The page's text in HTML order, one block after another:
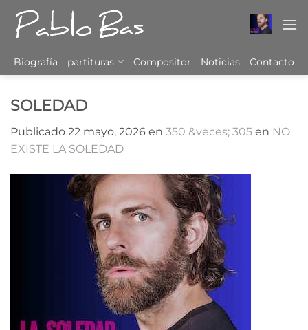
Saltar
contenido
Biografía partituras Compositor Noticias Contacto
SOLEDAD
Publicado 22 mayo, 2026 en 350 &veces; 305 en NO
EXISTE LA SOLEDAD